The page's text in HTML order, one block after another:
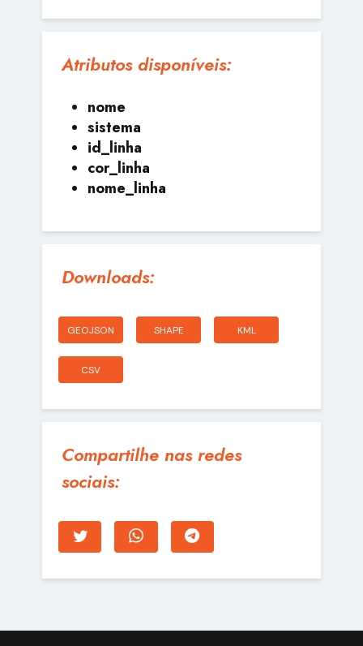
Atributos disponíveis:
nome
sistema
id_linha
cor_linha
nome_linha
Downloads:
GEOJSON SHAPE KML
CSV
Compartilhe nas redes
sociais: